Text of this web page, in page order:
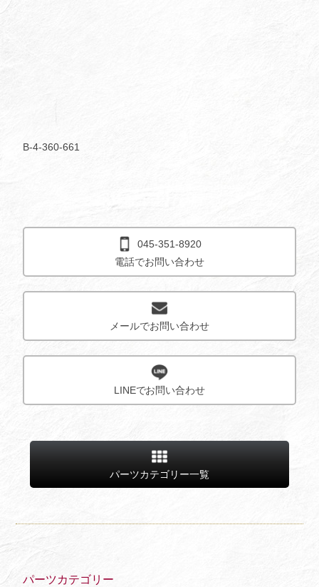
B-4-360-661
045-351-8920
電話でお問い合わせ
メールでお問い合わせ
LINEでお問い合わせ
パーツカテゴリー一覧
パーツカテゴリー